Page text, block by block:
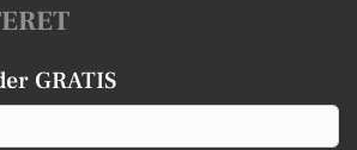
GRATIS